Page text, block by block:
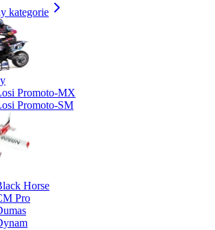
kategorie
Promoto-MX
Promoto-SM
Horse
Pro